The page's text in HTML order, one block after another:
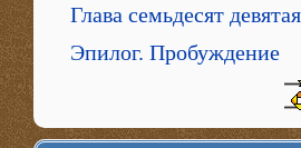
Глава семьдесят девятая
Эпилог. Пробуждение